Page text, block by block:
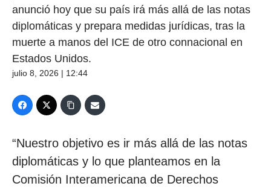
anunció hoy que su país irá más allá de las notas
diplomáticas y prepara medidas jurídicas, tras la
muerte a manos del ICE de otro connacional en
Estados Unidos.
julio 8, 2026 | 12:44
“Nuestro objetivo es ir más allá de las notas
diplomáticas y lo que planteamos en la
Comisión Interamericana de Derechos